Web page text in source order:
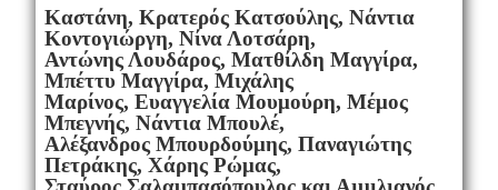
Καστάνη, Κρατερός Κατσούλης, Νάντια
Κοντογιώργη, Νίνα Λοτσάρη,
Αντώνης Λουδάρος, Ματθίλδη Μαγγίρα,
Μπέττυ Μαγγίρα, Μιχάλης
Μαρίνος, Ευαγγελία Μουμούρη, Μέμος
Μπεγνής, Νάντια Μπουλέ,
Αλέξανδρος Μπουρδούμης, Παναγιώτης
Πετράκης, Χάρης Ρώμας,